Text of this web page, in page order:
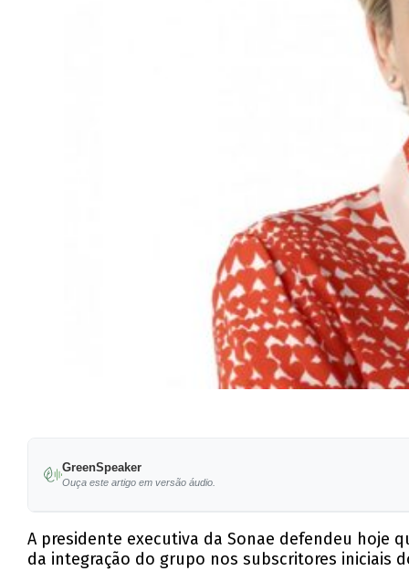
GreenSpeaker
Ouça este artigo em versão áudio.
A presidente executiva da Sonae defendeu hoje
da integração do grupo nos subscritores iniciais